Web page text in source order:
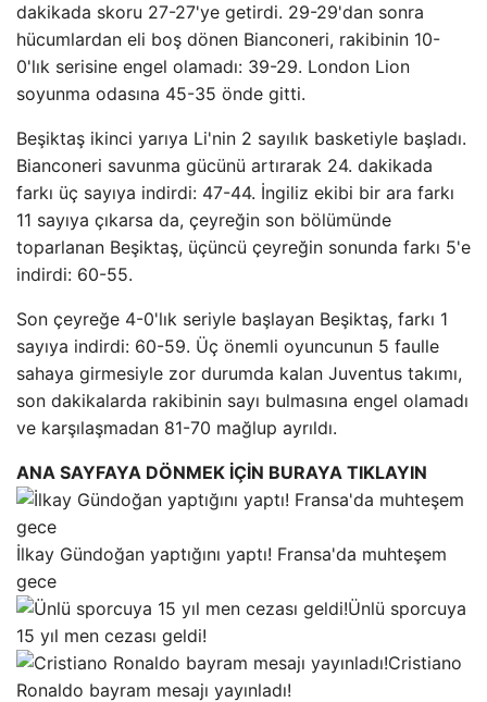
dakikada skoru 27-27'ye getirdi. 29-29'dan sonra
hücumlardan eli boş dönen Bianconeri, rakibinin 10-
0'lık serisine engel olamadı: 39-29. London Lion
soyunma odasına 45-35 önde gitti.
Beşiktaş ikinci yarıya Li'nin 2 sayılık basketiyle başladı.
Bianconeri savunma gücünü artırarak 24. dakikada
farkı üç sayıya indirdi: 47-44. İngiliz ekibi bir ara farkı
11 sayıya çıkarsa da, çeyreğin son bölümünde
toparlanan Beşiktaş, üçüncü çeyreğin sonunda farkı 5'e
indirdi: 60-55.
Son çeyreğe 4-0'lık seriyle başlayan Beşiktaş, farkı 1
sayıya indirdi: 60-59. Üç önemli oyuncunun 5 faulle
sahaya girmesiyle zor durumda kalan Juventus takımı,
son dakikalarda rakibinin sayı bulmasına engel olamadı
ve karşılaşmadan 81-70 mağlup ayrıldı.
ANA SAYFAYA DÖNMEK İÇİN BURAYA TIKLAYIN
İlkay Gündoğan yaptığını yaptı! Fransa'da muhteşem
gece
Ünlü sporcuya
15 yıl men cezası geldi!
Cristiano
Ronaldo bayram mesajı yayınladı!